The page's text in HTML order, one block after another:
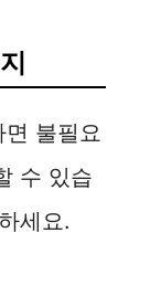
불필요
수 있습
세요.